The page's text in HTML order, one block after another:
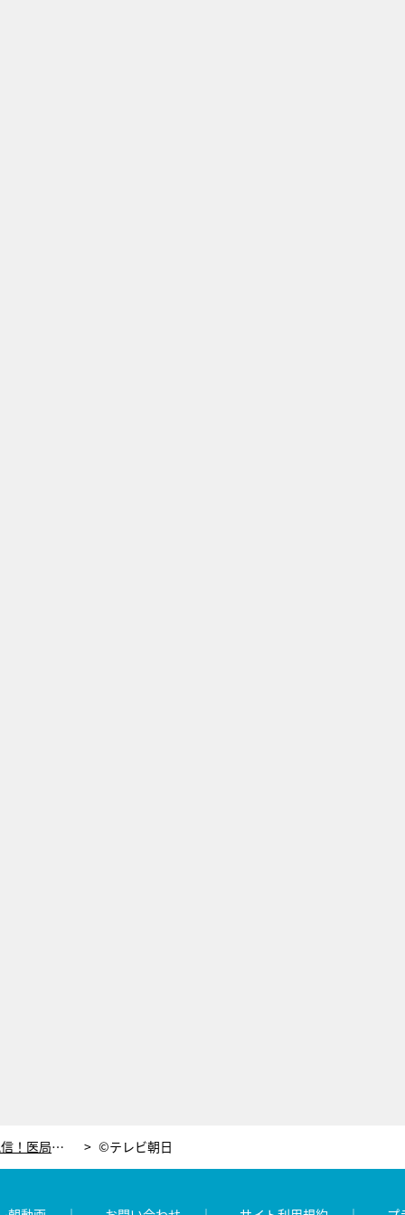
『ドクターX』初のVR映像を無料配信！医局シーンを原守（鈴木浩介）の目線で体験 ©テレビ朝日